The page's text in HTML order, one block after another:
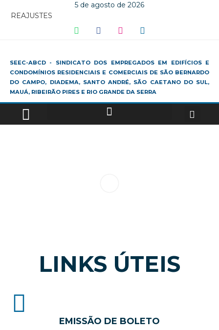
5 de agosto de 2026
REAJUSTES
SEEC-ABCD - SINDICATO DOS EMPREGADOS EM EDIFÍCIOS E
CONDOMÍNIOS RESIDENCIAIS E COMERCIAIS DE SÃO BERNARDO
DO CAMPO, DIADEMA, SANTO ANDRÉ, SÃO CAETANO DO SUL,
MAUÁ, RIBEIRÃO PIRES E RIO GRANDE DA SERRA
LINKS ÚTEIS
EMISSÃO DE BOLETO